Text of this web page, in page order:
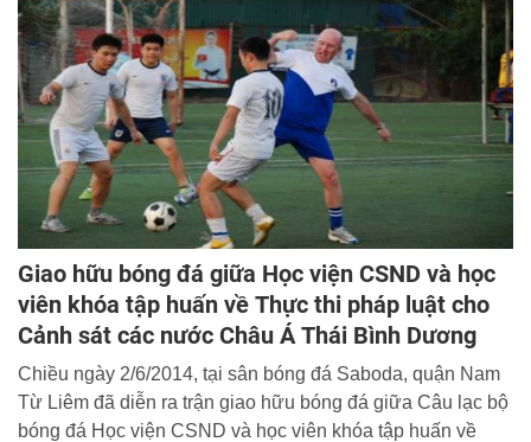
Giao hữu bóng đá giữa Học viện CSND và học
viên khóa tập huấn về Thực thi pháp luật cho
Cảnh sát các nước Châu Á Thái Bình Dương
Chiều ngày 2/6/2014, tại sân bóng đá Saboda, quận Nam
Từ Liêm đã diễn ra trận giao hữu bóng đá giữa Câu lạc bộ
bóng đá Học viện CSND và học viên khóa tập huấn về